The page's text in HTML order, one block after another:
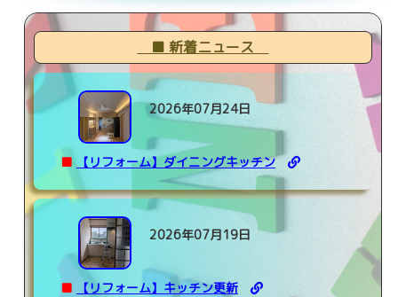
■ 新着ニュース
2026年07月24日
■ 【リフォーム】ダイニングキッチン
2026年07月19日
■ 【リフォーム】キッチン更新